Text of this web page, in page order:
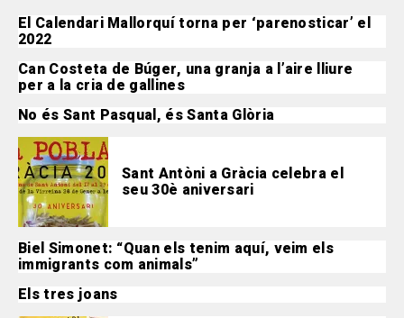
El Calendari Mallorquí torna per ‘parenosticar’ el
2022
Can Costeta de Búger, una granja a l’aire lliure
per a la cria de gallines
No és Sant Pasqual, és Santa Glòria
Sant Antòni a Gràcia celebra el
seu 30è aniversari
Biel Simonet: “Quan els tenim aquí, veim els
immigrants com animals”
Els tres joans